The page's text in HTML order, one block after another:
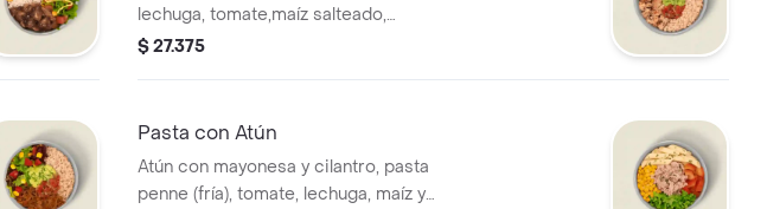
lechuga, tomate,maíz salteado,
guacamole, pico de gallo salsa MUY y
$ 27.375
Pasta con Atún
Atún con mayonesa y cilantro, pasta
penne (fría), tomate, lechuga, maíz y